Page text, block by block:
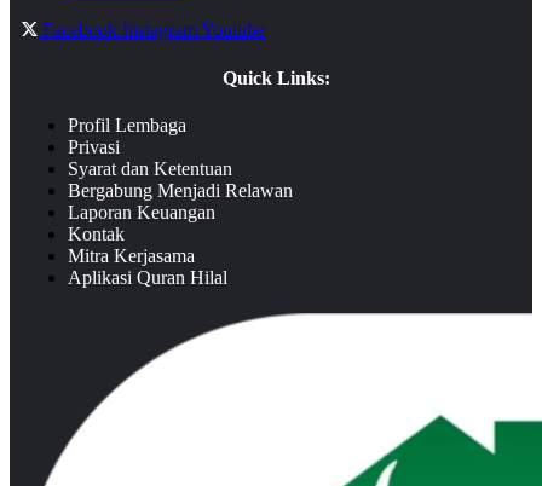
Facebook InstagramYoutube
Quick Links:
Profil Lembaga
Privasi
Syarat dan Ketentuan
Bergabung Menjadi Relawan
Laporan Keuangan
Kontak
Mitra Kerjasama
Aplikasi Quran Hilal